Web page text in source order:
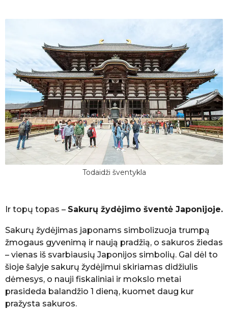
Todaidži šventykla
Ir topų topas – Sakurų žydėjimo šventė Japonijoje.
Sakurų žydėjimas japonams simbolizuoja trumpą
žmogaus gyvenimą ir naują pradžią, o sakuros žiedas
– vienas iš svarbiausių Japonijos simbolių. Gal dėl to
šioje šalyje sakurų žydėjimui skiriamas didžiulis
dėmesys, o nauji fiskaliniai ir mokslo metai
prasideda balandžio 1 dieną, kuomet daug kur
pražysta sakuros.